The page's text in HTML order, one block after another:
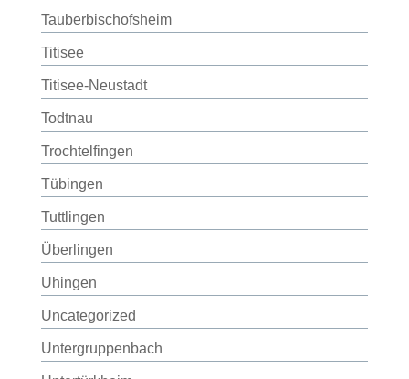
Tauberbischofsheim
Titisee
Titisee-Neustadt
Todtnau
Trochtelfingen
Tübingen
Tuttlingen
Überlingen
Uhingen
Uncategorized
Untergruppenbach